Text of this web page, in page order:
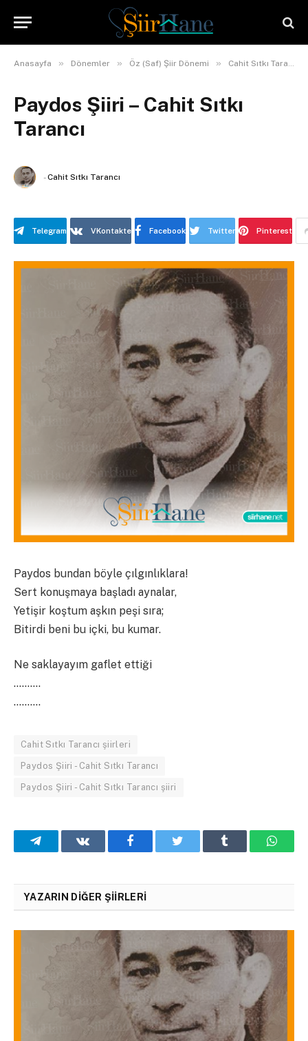
Anasayfa » Dönemler » Öz (Saf) Şiir Dönemi » Cahit Sıtkı Tarancı
Paydos Şiiri – Cahit Sıtkı
Tarancı
-Cahit Sıtkı Tarancı
Telegram VKontakte Facebook Twitter Pinterest
Paydos bundan böyle çılgınlıklara!
Sert konuşmaya başladı aynalar,
Yetişir koştum aşkın peşi sıra;
Bitirdi beni bu içki, bu kumar.
Ne saklayayım gaflet ettiği
……….
……….
Cahit Sıtkı Tarancı şiirleri
Paydos Şiiri - Cahit Sıtkı Tarancı
Paydos Şiiri - Cahit Sıtkı Tarancı şiiri
TelegramVKontakteFacebookTwitter
YAZARIN DIĞER ŞIIRLERI